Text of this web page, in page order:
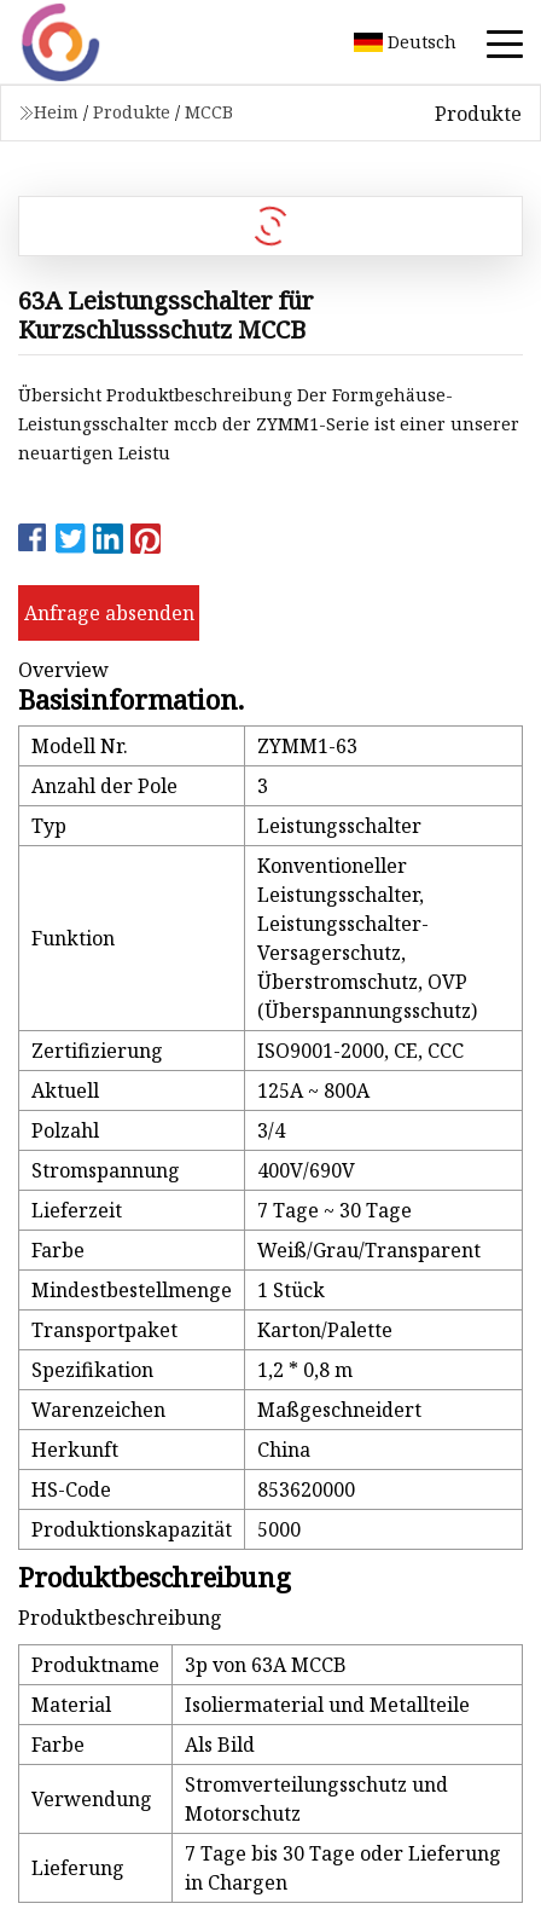
Deutsch
Heim / Produkte / MCCB Produkte
63A Leistungsschalter für
Kurzschlussschutz MCCB
Übersicht Produktbeschreibung Der Formgehäuse-
Leistungsschalter mccb der ZYMM1-Serie ist einer unserer
neuartigen Leistu
Anfrage absenden
Overview
Basisinformation.
Modell Nr.
ZYMM1-63
Anzahl der Pole
3
Typ
Leistungsschalter
Funktion
Konventioneller
Leistungsschalter,
Leistungsschalter-
Versagerschutz,
Überstromschutz, OVP
(Überspannungsschutz)
Zertifizierung
ISO9001-2000, CE, CCC
Aktuell
125A ~ 800A
Polzahl
3/4
Stromspannung
400V/690V
Lieferzeit
7 Tage ~ 30 Tage
Farbe
Weiß/Grau/Transparent
Mindestbestellmenge
1 Stück
Transportpaket
Karton/Palette
Spezifikation
1,2 * 0,8 m
Warenzeichen
Maßgeschneidert
Herkunft
China
HS-Code
853620000
Produktionskapazität
5000
Produktbeschreibung
Produktbeschreibung
Produktname
3p von 63A MCCB
Material
Isoliermaterial und Metallteile
Farbe
Als Bild
Verwendung
Stromverteilungsschutz und
Motorschutz
Lieferung
7 Tage bis 30 Tage oder Lieferung
in Chargen